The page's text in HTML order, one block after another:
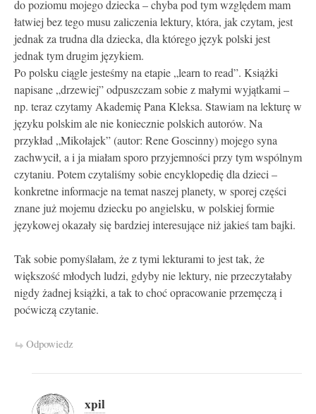
do poziomu mojego dziecka – chyba pod tym względem mam
łatwiej bez tego musu zaliczenia lektury, która, jak czytam, jest
jednak za trudna dla dziecka, dla którego język polski jest
jednak tym drugim językiem.
Po polsku ciągle jesteśmy na etapie „learn to read”. Książki
napisane „drzewiej” odpuszczam sobie z małymi wyjątkami –
np. teraz czytamy Akademię Pana Kleksa. Stawiam na lekturę w
języku polskim ale nie koniecznie polskich autorów. Na
przykład „Mikołajek” (autor: Rene Goscinny) mojego syna
zachwycił, a i ja miałam sporo przyjemności przy tym wspólnym
czytaniu. Potem czytaliśmy sobie encyklopedię dla dzieci –
konkretne informacje na temat naszej planety, w sporej części
znane już mojemu dziecku po angielsku, w polskiej formie
językowej okazały się bardziej interesujące niż jakieś tam bajki.
Tak sobie pomyślałam, że z tymi lekturami to jest tak, że
większość młodych ludzi, gdyby nie lektury, nie przeczytałaby
nigdy żadnej książki, a tak to choć opracowanie przemęczą i
poćwiczą czytanie.
Odpowiedz
xpil